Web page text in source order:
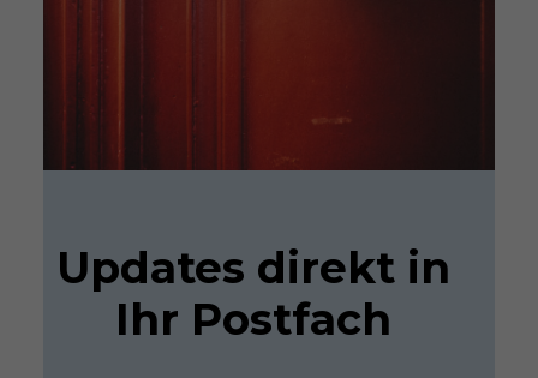
Updates direkt in
Ihr Postfach